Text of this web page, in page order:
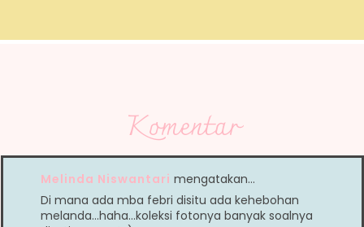
Komentar
Melinda Niswantari mengatakan…
Di mana ada mba febri disitu ada kehebohan
melanda...haha...koleksi fotonya banyak soalnya